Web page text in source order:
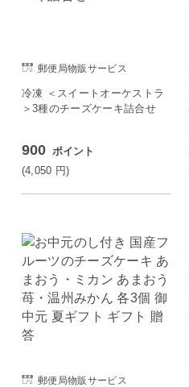
郵便局物販サービス
冷凍 ＜スイートオーケストラ
＞3種のチーズケーキ詰合せ
900 ポイント
(4,050 円)
郵便局物販サービス